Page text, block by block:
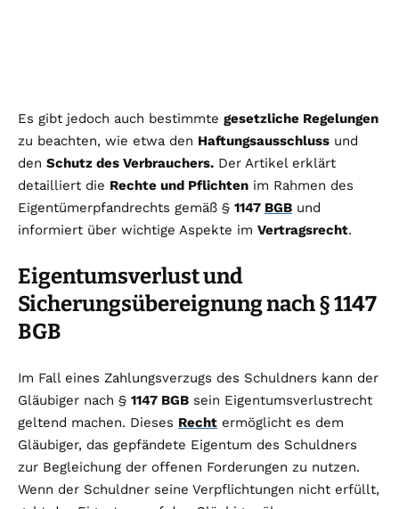
Es gibt jedoch auch bestimmte gesetzliche Regelungen
zu beachten, wie etwa den Haftungsausschluss und
den Schutz des Verbrauchers. Der Artikel erklärt
detailliert die Rechte und Pflichten im Rahmen des
Eigentümerpfandrechts gemäß § 1147 BGB und
informiert über wichtige Aspekte im Vertragsrecht.
Eigentumsverlust und
Sicherungsübereignung nach § 1147
BGB
Im Fall eines Zahlungsverzugs des Schuldners kann der
Gläubiger nach § 1147 BGB sein Eigentumsverlustrecht
geltend machen. Dieses Recht ermöglicht es dem
Gläubiger, das gepfändete Eigentum des Schuldners
zur Begleichung der offenen Forderungen zu nutzen.
Wenn der Schuldner seine Verpflichtungen nicht erfüllt,